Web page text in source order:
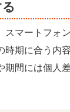
スマートフォ
時期に合う内
期間には個人